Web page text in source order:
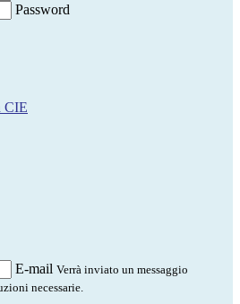
Password
CIE
E-mail Verrà inviato un messaggio
necessarie.